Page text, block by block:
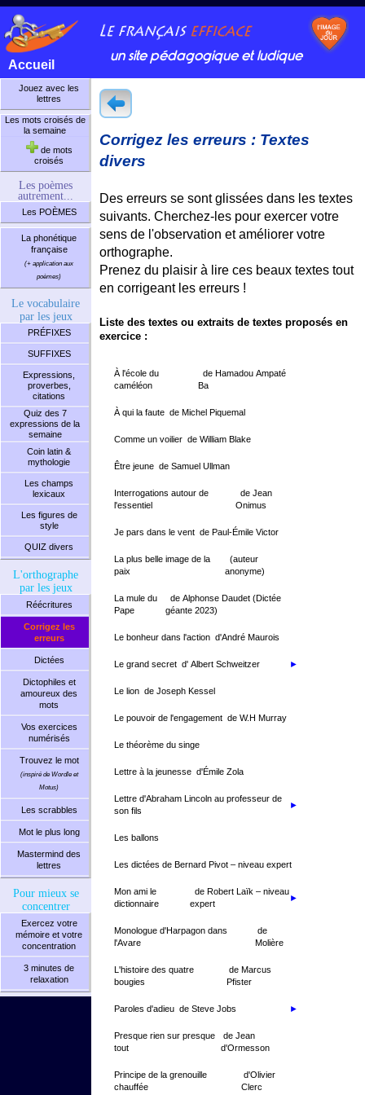
un site pédagogique et ludique
Accueil
Jouez avec les
lettres
Les mots croisés de
la semaine
de mots
croisés
Les poèmes
autrement...
Les POÈMES
La phonétique
française
(+ application aux
poèmes)
Le vocabulaire
par les jeux
PRÉFIXES
SUFFIXES
Expressions,
proverbes,
citations
Quiz des 7
expressions de la
semaine
Coin latin &
mythologie
Les champs
lexicaux
Les figures de
style
QUIZ divers
L'orthographe
par les jeux
Réécritures
Corrigez les
erreurs
Dictées
Dictophiles et
amoureux des
mots
Vos exercices
numérisés
Trouvez le mot
(inspiré de Wordle et
Motus)
Les scrabbles
Mot le plus long
Mastermind des
lettres
Pour mieux se
concentrer
Exercez votre
mémoire et votre
concentration
3 minutes de
relaxation
Corrigez les erreurs : Textes
divers
Des erreurs se sont glissées dans les textes
suivants. Cherchez-les pour exercer votre
sens de l'observation et améliorer votre
orthographe.
Prenez du plaisir à lire ces beaux textes tout
en corrigeant les erreurs !
Liste des textes ou extraits de textes proposés en
exercice :
À l'école du
caméléon
de Hamadou Ampaté
Ba
À qui la faute de Michel Piquemal
Comme un voilier de William Blake
Être jeune de Samuel Ullman
Interrogations autour de
l'essentiel
de Jean
Onimus
Je pars dans le vent de Paul-Émile Victor
La plus belle image de la
paix
(auteur
anonyme)
La mule du
Pape
de Alphonse Daudet (Dictée
géante 2023)
Le bonheur dans l'action d'André Maurois
Le grand secret d' Albert Schweitzer ►
Le lion de Joseph Kessel
Le pouvoir de l'engagement de W.H Murray
Le théorème du singe
Lettre à la jeunesse d'Émile Zola
Lettre d'Abraham Lincoln au professeur de
son fils
►
Les ballons
Les dictées de Bernard Pivot – niveau expert
Mon ami le
dictionnaire
de Robert Laïk – niveau
expert
►
Monologue d'Harpagon dans
l'Avare
de
Molière
L'histoire des quatre
bougies
de Marcus
Pfister
Paroles d'adieu de Steve Jobs ►
Presque rien sur presque
tout
de Jean
d'Ormesson
Principe de la grenouille
chauffée
d'Olivier
Clerc